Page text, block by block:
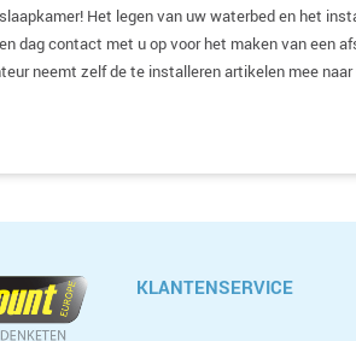
Het legen van uw waterbed en het
dag contact met u op voor het maken van een
neemt zelf de te installeren artikelen mee
KLANTENSERVICE